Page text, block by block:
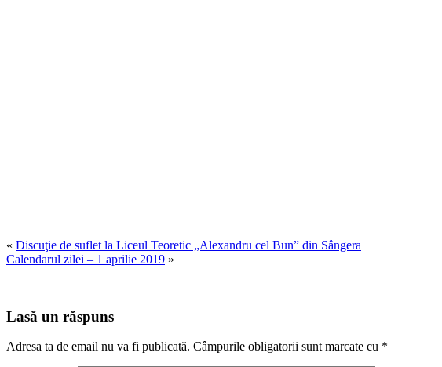
« Discuţie de suflet la Liceul Teoretic „Alexandru cel Bun” din Sângera
Calendarul zilei – 1 aprilie 2019 »
Lasă un răspuns
Adresa ta de email nu va fi publicată. Câmpurile obligatorii sunt marcate cu *